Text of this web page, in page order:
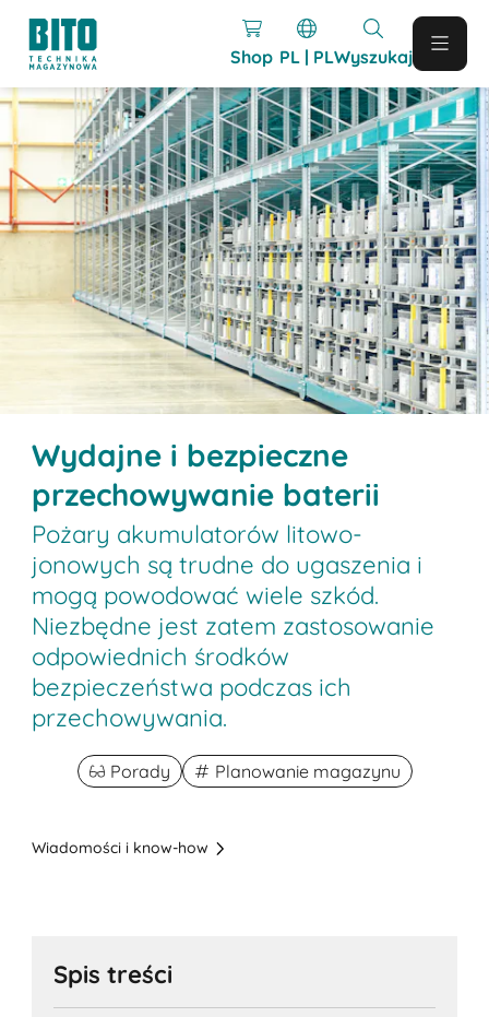
Shop PL | PLWyszukaj
Wydajne i bezpieczne
przechowywanie baterii
Pożary akumulatorów litowo-
jonowych są trudne do ugaszenia i
mogą powodować wiele szkód.
Niezbędne jest zatem zastosowanie
odpowiednich środków
bezpieczeństwa podczas ich
przechowywania.
Porady Planowanie magazynu
Wiadomości i know-how
Spis treści